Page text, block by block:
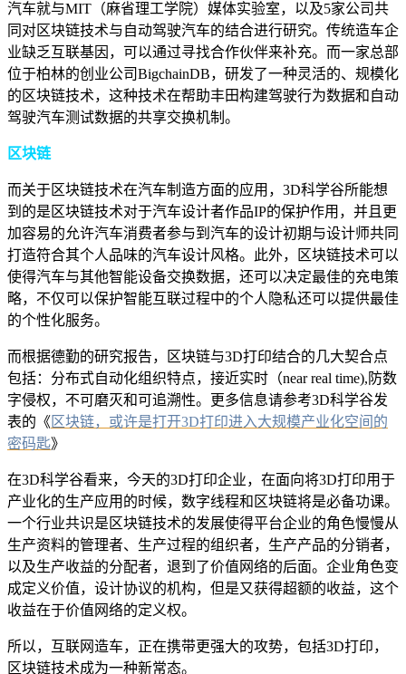
汽车就与MIT（麻省理工学院）媒体实验室，以及5家公司共
同对区块链技术与自动驾驶汽车的结合进行研究。传统造车企
业缺乏互联基因，可以通过寻找合作伙伴来补充。而一家总部
位于柏林的创业公司BigchainDB，研发了一种灵活的、规模化
的区块链技术，这种技术在帮助丰田构建驾驶行为数据和自动
驾驶汽车测试数据的共享交换机制。
区块链
而关于区块链技术在汽车制造方面的应用，3D科学谷所能想
到的是区块链技术对于汽车设计者作品IP的保护作用，并且更
加容易的允许汽车消费者参与到汽车的设计初期与设计师共同
打造符合其个人品味的汽车设计风格。此外，区块链技术可以
使得汽车与其他智能设备交换数据，还可以决定最佳的充电策
略，不仅可以保护智能互联过程中的个人隐私还可以提供最佳
的个性化服务。
而根据德勤的研究报告，区块链与3D打印结合的几大契合点
包括：分布式自动化组织特点，接近实时（near real time),防数
字侵权，不可磨灭和可追溯性。更多信息请参考3D科学谷发
表的《 区块链，或许是打开3D打印进入大规模产业化空间的
密码匙》
在3D科学谷看来，今天的3D打印企业，在面向将3D打印用于
产业化的生产应用的时候，数字线程和区块链将是必备功课。
一个行业共识是区块链技术的发展使得平台企业的角色慢慢从
生产资料的管理者、生产过程的组织者，生产产品的分销者，
以及生产收益的分配者，退到了价值网络的后面。企业角色变
成定义价值，设计协议的机构，但是又获得超额的收益，这个
收益在于价值网络的定义权。
所以，互联网造车，正在携带更强大的攻势，包括3D打印，
区块链技术成为一种新常态。